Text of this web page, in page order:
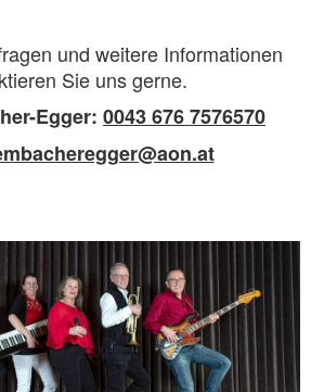
und weitere Informationen
Sie uns gerne.
Egger: 0043 676 7576570